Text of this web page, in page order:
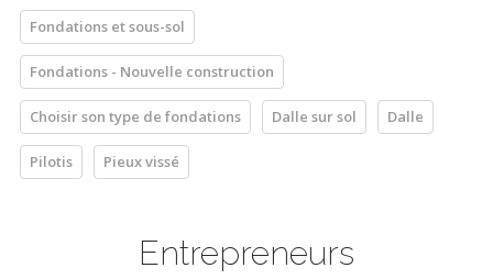
Fondations et sous-sol
Fondations - Nouvelle construction
Choisir son type de fondations Dalle sur sol Dalle
Pilotis Pieux vissé
Entrepreneurs